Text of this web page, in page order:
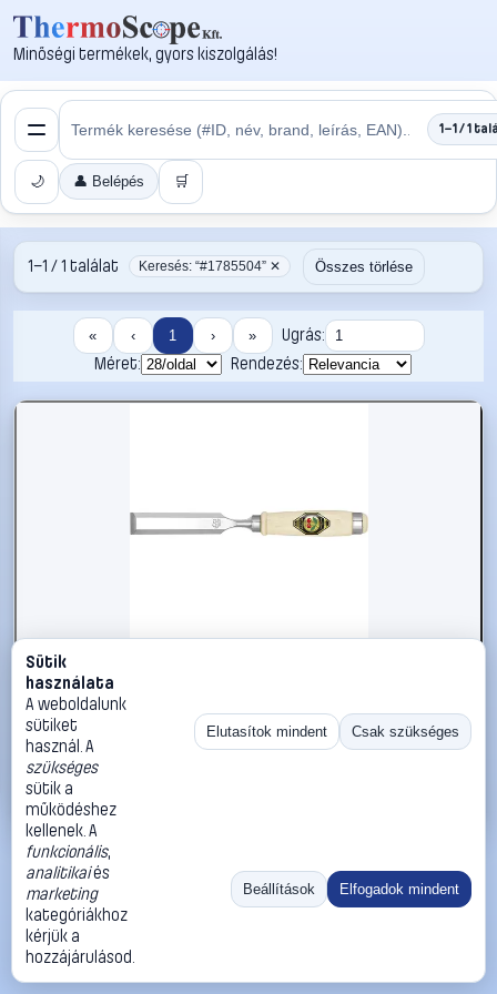
Minőségi termékek, gyors kiszolgálás!
1–1 / 1
🌙 👤 Belépés 🛒
1–1 / 1 találat Keresés: “#1785504” ✕ Összes törlése
« ‹ 1 › »
Ugrás:
Méret:
Rendezés:
#1785504
Kirschen 1001024 Egyenes véső
Kirschen Vésők, feszítővasak
10 990 Ft
Kosárba
«
Méret:
Rendezés:
©2026
ThermoScope
Cégbemutató
Sütik
használata
A weboldalunk
sütiket
használ. A
szükséges
sütik a
működéshez
kellenek. A
funkcionális,
analitikaiés
marketing
kategóriákhoz
kérjük a
hozzájárulásod.
Elutasítok mindent Csak szükséges
Beállítások Elfogadok mindent